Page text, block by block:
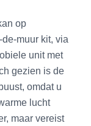
op
muur kit, via
unit met
gezien is de
omdat u
lucht
maar vereist